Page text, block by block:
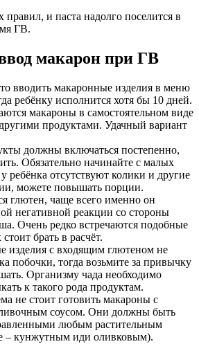
и паста надолго поселится в
ГВ.
макарон при ГВ
вводить макаронные изделия в меню
ребёнку исполнится хотя бы 10 дней.
макароны в самостоятельном виде
продуктами. Удачный вариант
должны включаться постепенно,
Обязательно начинайте с малых
ребёнка отсутствуют колики и другие
можете повышать порции.
глютен, чаще всего именно он
негативной реакции со стороны
Очень редко встречаются подобные
брать в расчёт.
изделия с входящим глютеном не
побочки, тогда возьмите за привычку
Организму чада необходимо
к такого рода продуктам.
не стоит готовить макароны с
соусом. Они должны быть
любым растительным
– кунжутным иди оливковым).